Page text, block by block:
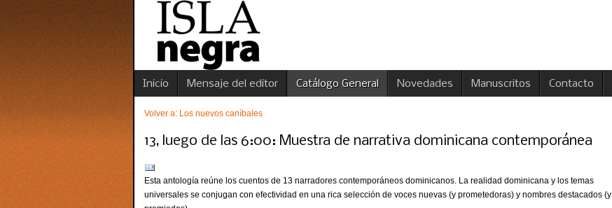
Inicio Mensaje del editor Catálogo General Novedades Manuscritos Contacto
Volver a: Los nuevos caníbales
13, luego de las 6:00: Muestra de narrativa dominicana contemporánea
Esta antología reúne los cuentos de 13 narradores contemporáneos dominicanos. La realidad dominicana y los temas
universales se conjugan con efectividad en una rica selección de voces nuevas (y prometedoras) y nombres destacados (y